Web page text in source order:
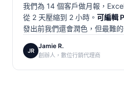
我們為 14 個客戶做月報，
從 2 天壓縮到 2 小時。 可編輯
發出前我們還會潤色，但最難
JR
Jamie R.
創辦人，數位行銷代理商